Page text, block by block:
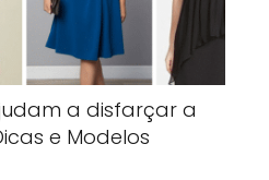
a disfarçar a
e Modelos